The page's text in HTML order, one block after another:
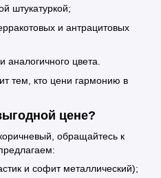
штукатуркой;
и антрацитовых
цвета.
тем, кто цени гармонию в
цене?
обращайтесь к
и софит металлический);